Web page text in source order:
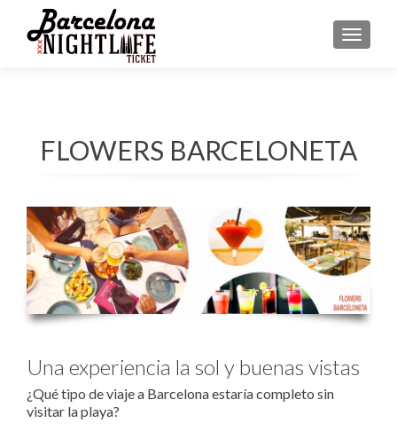
MENU
FLOWERS BARCELONETA
Una experiencia la sol y buenas vistas
¿Qué tipo de viaje a Barcelona estaría completo sin
visitar la playa?